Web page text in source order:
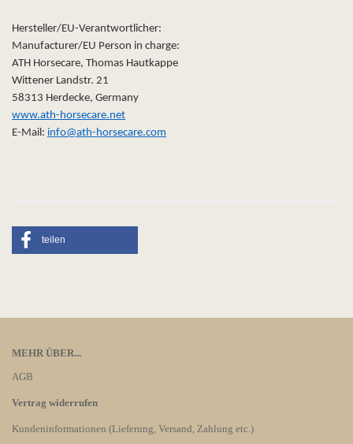
Hersteller/EU-Verantwortlicher:
Manufacturer/EU Person in charge:
ATH Horsecare, Thomas Hautkappe
Wittener Landstr. 21
58313 Herdecke, Germany
www.ath-horsecare.net
E-Mail: info@ath-horsecare.com
teilen
MEHR ÜBER...
AGB
Vertrag widerrufen
Kundeninformationen (Lieferung, Versand, Zahlung etc.)